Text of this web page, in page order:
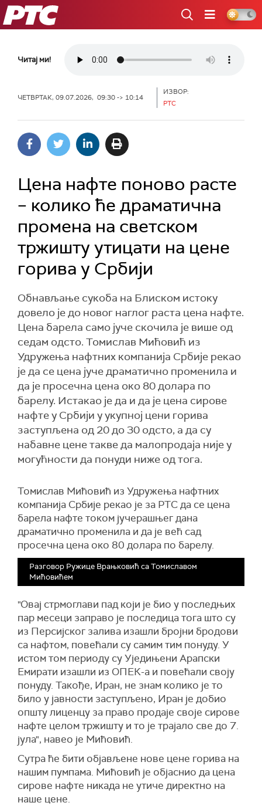
РТС
Читај ми!
ЧЕТВРТАК, 09.07.2026, 09:30 -> 10:14
ИЗВОР:
РТС
Цена нафте поново расте
– колико ће драматична
промена на светском
тржишту утицати на цене
горива у Србији
Обнављање сукоба на Блиском истоку
довело је до новог наглог раста цена нафте.
Цена барела само јуче скочила је више од
седам одсто. Томислав Мићовић из
Удружења нафтних компанија Србије рекао
је да се цена јуче драматично променила и
да је просечна цена око 80 долара по
барелу. Истакао је да и да је цена сирове
нафте у Србији у укупној цени горива
заступљена од 20 до 30 одсто, а да су
набавне цене такве да малопродаја није у
могућности да понуди ниже од тога.
Томислав Мићовић из Удружења нафтних
компанија Србије рекао је за РТС да се цена
барела нафте током јучерашњег дана
драматично променила и да је већ сад
просечна цена око 80 долара по барелу.
Разговор Ружице Врањковић са Томиславом
Мићовићем
"Овај стрмоглави пад који је био у последњих
пар месеци заправо је последица тога што су
из Персијског залива изашли бројни бродови
са нафтом, повећали су самим тим понуду. У
истом том периоду су Уједињени Арапски
Емирати изашли из ОПЕК-а и повећали своју
понуду. Такође, Иран, не знам колико је то
било у јавности заступљено, Иран је добио
општу лиценцу за право продаје своје сирове
нафте целом тржишту и то је трајало све до 7.
јула", навео је Мићовић.
Сутра ће бити објављене нове цене горива на
нашим пумпама. Мићовић је објаснио да цена
сирове нафте никада не утиче директно на
наше цене.